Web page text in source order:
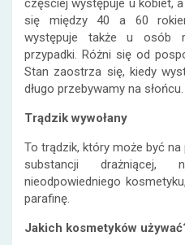
częściej występuje u kobiet,
się między 40 a 60
występuje także u osób
przypadki. Różni się od
Stan zaostrza się, kiedy
długo przebywamy na słońcu.
Trądzik wywołany
To trądzik, który może być na
substancji
nieodpowiedniego
parafinę.
Jakich kosmetyków